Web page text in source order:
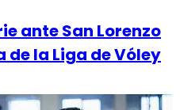
ante San Lorenzo
la Liga de Vóley